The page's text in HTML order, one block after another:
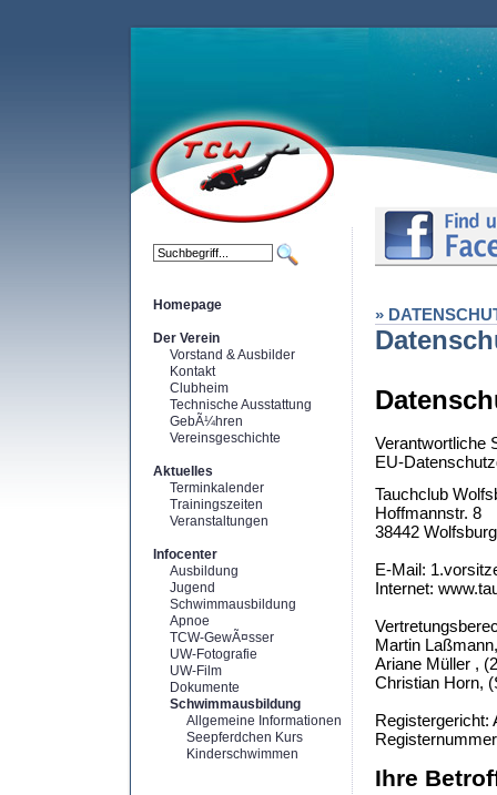
Homepage
Der Verein
Vorstand & Ausbilder
Kontakt
Clubheim
Technische Ausstattung
GebÃ¼hren
Vereinsgeschichte
Aktuelles
Terminkalender
Trainingszeiten
Veranstaltungen
Infocenter
Ausbildung
Jugend
Schwimmausbildung
Apnoe
TCW-GewÃ¤sser
UW-Fotografie
UW-Film
Dokumente
Schwimmausbildung
Allgemeine Informationen
Seepferdchen Kurs
Kinderschwimmen
»
Verantwortliche
EU-
Tauchclub
Hoffmannstr. 8
38442 Wolfsburg
E-Mail:
Internet:
Martin
Ariane Müller ,
Christian Horn,
Registergericht:
Ihre